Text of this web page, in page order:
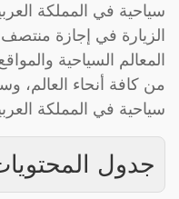
الزيارة في إجازة
المعالم السياحية
سياحية في المملكة
جدول